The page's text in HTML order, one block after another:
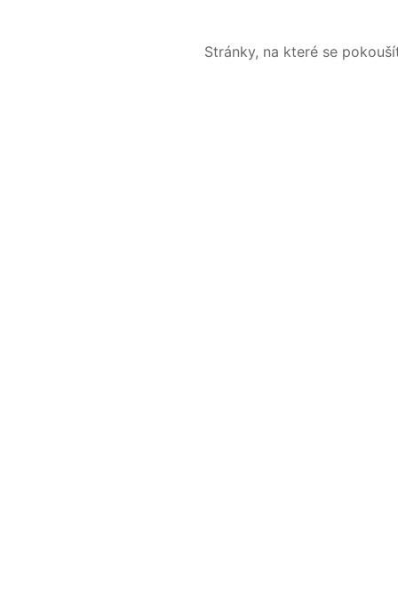
Stránky, na které se